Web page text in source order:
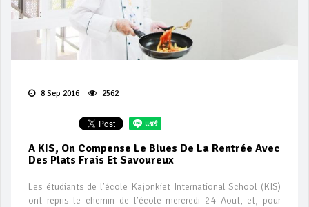
8 Sep 2016 2562
A KIS, On Compense Le Blues De La Rentrée Avec
Des Plats Frais Et Savoureux
Les étudiants de l’école Kajonkiet International School (KIS)
ont repris le chemin de l’école mercredi 24 Aout, et, pour